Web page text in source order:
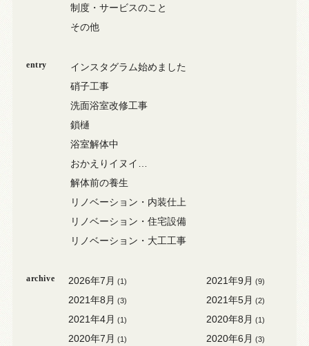
制度・サービスのこと
その他
entry
インスタグラム始めました
硝子工事
洗面浴室改修工事
鎖樋
浴室解体中
おかえりイヌイ…
解体前の養生
リノベーション・内装仕上
リノベーション・住宅設備
リノベーション・大工工事
archive 2026年7月 (1) 2021年9月 (9)
2021年8月 (3) 2021年5月 (2)
2021年4月 (1) 2020年8月 (1)
2020年7月 (1) 2020年6月 (3)